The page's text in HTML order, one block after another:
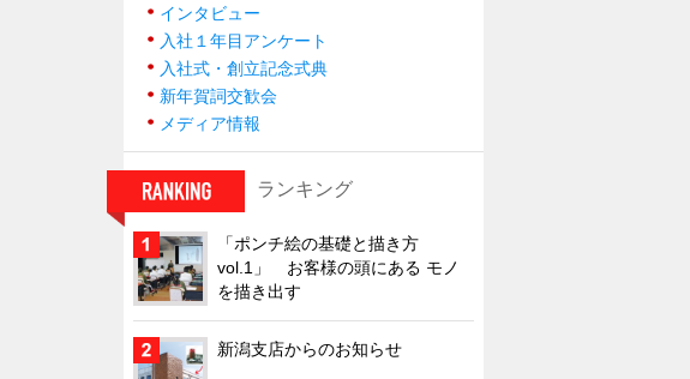
インタビュー
入社１年目アンケート
入社式・創立記念式典
新年賀詞交歓会
メディア情報
ランキング
「ポンチ絵の基礎と描き方
vol.1」 お客様の頭にある モノ
を描き出す
新潟支店からのお知らせ